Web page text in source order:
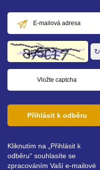
mailová
adresa
↻
Přihlásit k odběru
Kliknutím na „Přihlásit k
odběru“ souhlasíte se
zpracováním Vaší e-mailové